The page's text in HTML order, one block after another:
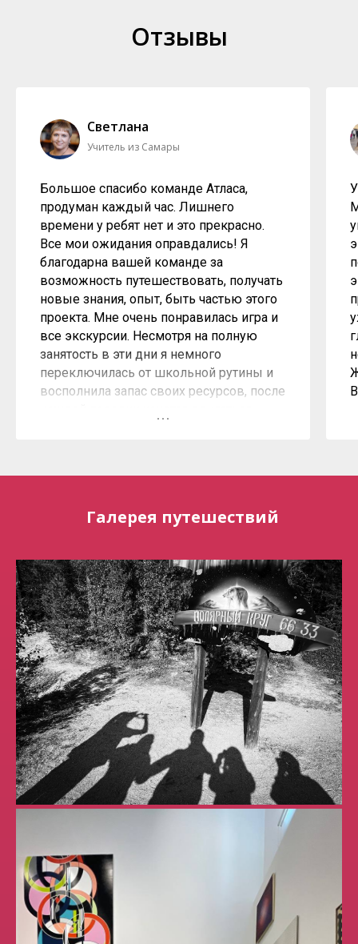
Отзывы
Светлана
Учитель из Самары
Большое спасибо команде Атласа,
продуман каждый час. Лишнего
времени у ребят нет и это прекрасно.
Все мои ожидания оправдались! Я
благодарна вашей команде за
возможность путешествовать, получать
новые знания, опыт, быть частью этого
проекта. Мне очень понравилась игра и
все экскурсии. Несмотря на полную
занятость в эти дни я немного
переключилась от школьной рутины и
восполнила запас своих ресурсов, после
немного отвлечься от постоянных дел,
собирать чемодан и в путь. С командой
Атласа и группу то собрать легко.
Спасибо вам за качественную и
профессиональную работу. С
удовольствием приму участие и в
других экспедициях.
Галерея путешествий